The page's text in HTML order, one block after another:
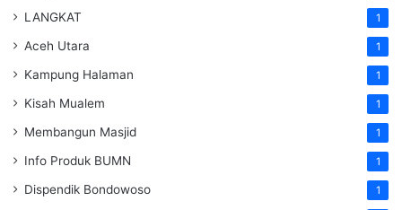
LANGKAT 1
Aceh Utara 1
Kampung Halaman 1
Kisah Mualem 1
Membangun Masjid 1
Info Produk BUMN 1
Dispendik Bondowoso 1